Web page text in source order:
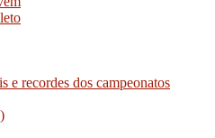
e recordes dos campeonatos